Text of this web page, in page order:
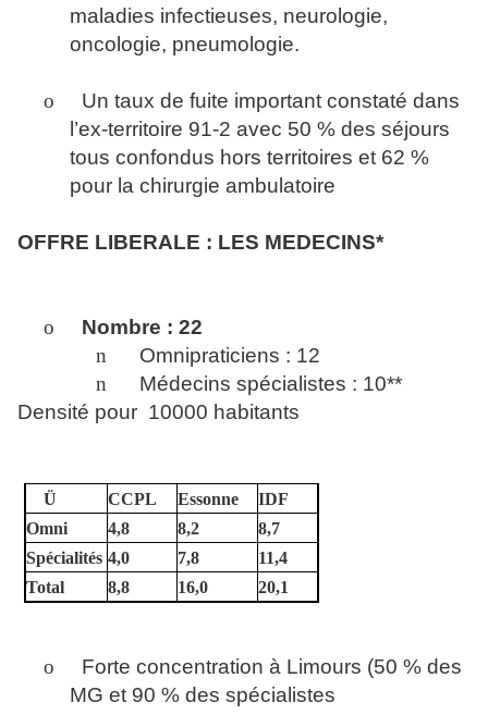
maladies infectieuses, neurologie,
oncologie, pneumologie.
o
Un taux de fuite important constaté dans
l’ex-territoire 91-2 avec 50 % des séjours
tous confondus hors territoires et 62 %
pour la chirurgie ambulatoire
OFFRE LIBERALE : LES MEDECINS*
o
Nombre : 22
n
Omnipraticiens : 12
n
Médecins spécialistes : 10**
Densité pour 10000 habitants
Ü CCPL Essonne
IDF
Omni
4,8 8,2
8,7
Spécialités 4,0 7,8
11,4
Total
8,8 16,0 20,1
o
Forte concentration à Limours (50 % des
MG et 90 % des spécialistes